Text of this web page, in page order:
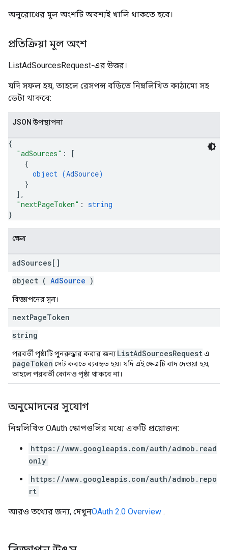
অনুরোধের মূল অংশটি অবশ্যই খালি থাকতে হবে।
প্রতিক্রিয়া মূল অংশ
ListAdSourcesRequest-এর উত্তর।
যদি সফল হয়, তাহলে রেসপন্স বডিতে নিম্নলিখিত কাঠামো সহ
ডেটা থাকবে:
JSON উপস্থাপনা
{
"adSources" :
[
{
object (AdSource)
}
] ,
"nextPageToken" : string
}
ক্ষেত্র
adSources[]
object ( AdSource )
বিজ্ঞাপনের সূত্র।
nextPageToken
string
পরবর্তী পৃষ্ঠাটি পুনরুদ্ধার করার জন্য ListAdSourcesRequestএ
pageToken সেট করতে ব্যবহৃত হয়। যদি এই ক্ষেত্রটি বাদ দেওয়া হয়,
তাহলে পরবর্তী কোনও পৃষ্ঠা থাকবে না।
অনুমোদনের সুযোগ
নিম্নলিখিত OAuth স্কোপগুলির মধ্যে একটি প্রয়োজন:
https://www.googleapis.com/auth/admob.read
only
https://www.googleapis.com/auth/admob.repo
rt
আরও তথ্যের জন্য, দেখুনOAuth 2.0 Overview .